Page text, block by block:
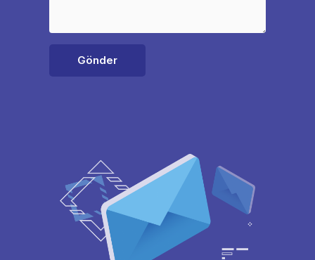
Gönder